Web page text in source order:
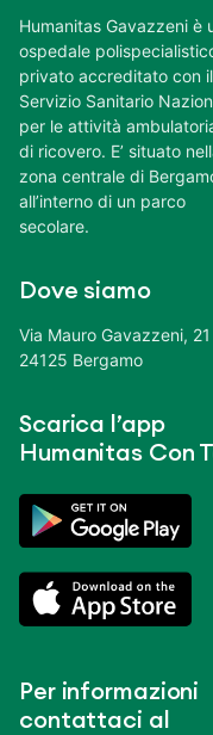
Humanitas Gavazzeni è
ospedale
privato accreditato con il
Servizio Sanitario
per le attività
di ricovero. E’ situato
zona centrale di
all’interno di un parco
secolare.
Dove siamo
Via Mauro Gavazzeni, 21
24125 Bergamo
Scarica l’app
Humanitas Con
Per informazioni
contattaci al